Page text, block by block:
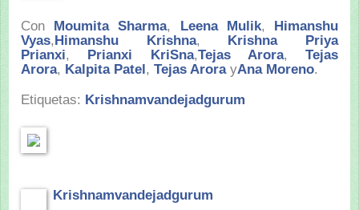
Con Moumita Sharma, Leena Mulik,
Himanshu
Vyas,Himanshu Krishna,
Krishna Priya
Prianxi, Prianxi KriSna,Tejas Arora,
Tejas
Arora, Kalpita Patel, Tejas Arora yAna Moreno.
Etiquetas: Krishnamvandejadgurum
Krishnamvandejadgurum